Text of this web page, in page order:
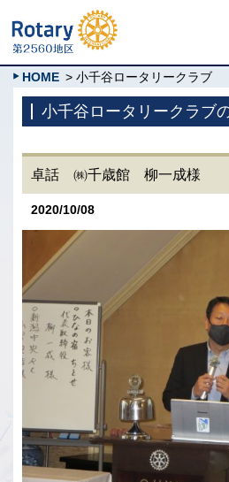
HOME > 小千谷ロータリークラブ
小千谷ロータリークラブ
卓話 ㈱千歳館 柳一成様
2020/10/08